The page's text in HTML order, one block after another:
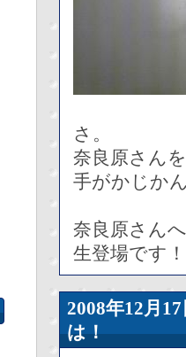
さ。
奈良原さん
手がかじか
奈良原さん
生登場です！
2008年12
は！